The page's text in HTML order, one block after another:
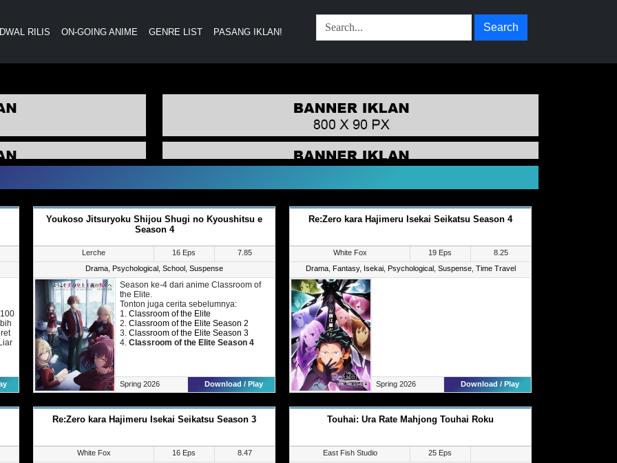
RILIS ON-GOING ANIME GENRE LIST PASANG IKLAN! Search
Youkoso Jitsuryoku Shijou Shugi no Kyoushitsu e
Season 4
Lerche 16 Eps
7.85
Drama Psychological School Suspense
Season ke-4 dari anime Classroom of
the Elite.
Tonton juga cerita sebelumnya:
1. Classroom of the Elite
2. Classroom of the Elite Season 2
3. Classroom of the Elite Season 3
4. Classroom of the Elite Season 4
Spring 2026 Download / Play
Re:Zero kara Hajimeru Isekai Seikatsu Season 4
White Fox 19 Eps
8.25
Drama, Fantasy, Isekai, Psychological, Suspense, Time Travel
Spring 2026 Download / Play
Re:Zero kara Hajimeru Isekai Seikatsu Season 3
White Fox 16 Eps
8.47
Touhai: Ura Rate Mahjong Touhai Roku
East Fish Studio
25 Eps